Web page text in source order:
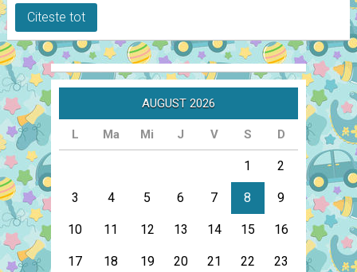
Citeste tot
AUGUST 2026
L Ma Mi J V S D
1 2
3 4 5 6 7 8 9
10 11 12 13 14 15 16
17 18 19 20 21 22 23